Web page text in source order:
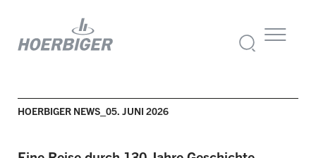
HOERBIGER NEWS_05. JUNI 2026